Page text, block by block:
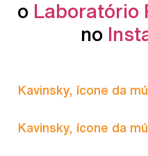
o Laboratório
no
Kavinsky, ícone da
Kavinsky, ícone da